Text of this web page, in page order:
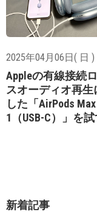
2025年04月06日( 日 )
Appleの有線接続
スオーディオ再生
した「AirPods Max
1（USB-C）」を
新着記事